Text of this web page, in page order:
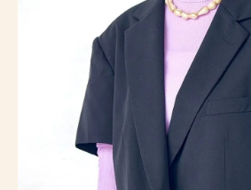
INFORMATION
ABOUT